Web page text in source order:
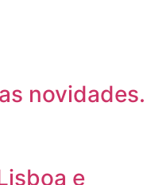
novidades.
e